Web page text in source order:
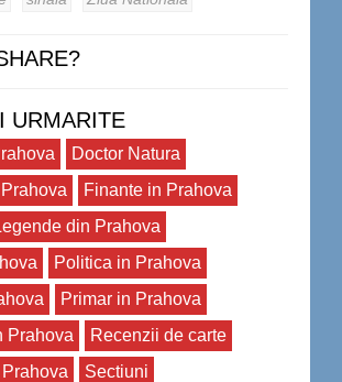
URMARITE
Doctor Natura
Finante in Prahova
din Prahova
Politica in Prahova
Primar in Prahova
Prahova
Recenzii de carte
Sectiuni